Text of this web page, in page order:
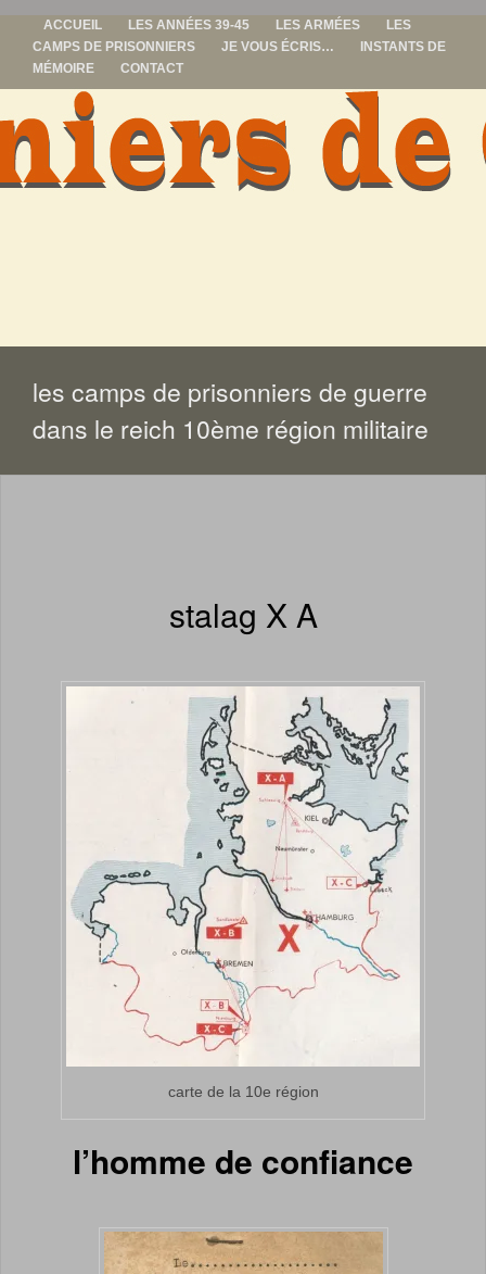
ACCUEIL LES ANNÉES 39-45 LES ARMÉES
LES
CAMPS DE PRISONNIERS
JE VOUS ÉCRIS…
INSTANTS DE
MÉMOIRE
CONTACT
prisonniers de
les camps de prisonniers de guerre
dans le reich 10ème région militaire
stalag X A
carte de la 10e région
l’homme de confiance